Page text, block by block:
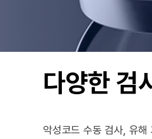
다양한 검
악성코드 수동 검사, 유